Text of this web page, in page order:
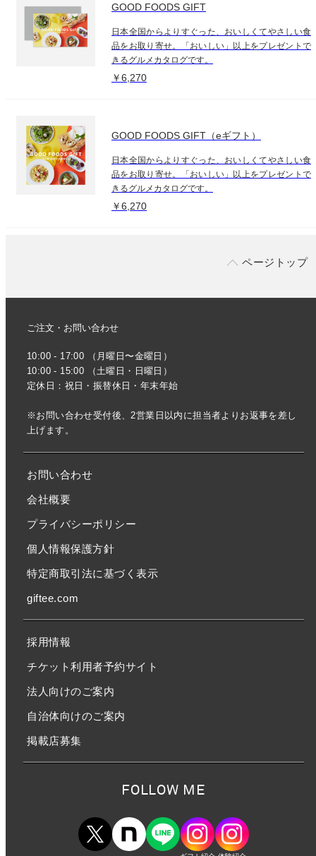
GOOD FOODS GIFT
日本全国からよりすぐった、おいしくてやさしい食
品をお取り寄せ。「おいしい」以上をプレゼントで
きるグルメカタログです。
￥6,270
GOOD FOODS GIFT（eギフト）
日本全国からよりすぐった、おいしくてやさしい食
品をお取り寄せ。「おいしい」以上をプレゼントで
きるグルメカタログです。
￥6,270
ページトップ
ご注文・お問い合わせ
10:00 - 17:00 （月曜日〜金曜日）
10:00 - 15:00 （土曜日・日曜日）
定休日：祝日・振替休日・年末年始
※お問い合わせ受付後、2営業日以内に担当者よりお返事を差し
上げます。
お問い合わせ
会社概要
プライバシーポリシー
個人情報保護方針
特定商取引法に基づく表示
giftee.com
採用情報
チケット利用者予約サイト
法人向けのご案内
自治体向けのご案内
掲載店募集
FOLLOW ME